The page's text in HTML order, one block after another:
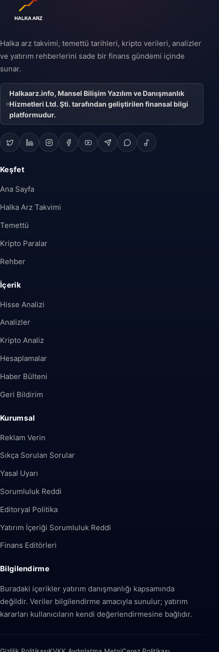
Halka arz takvimi, temettü tarihleri, kripto verileri, analizler
ve yatırım rehberlerini sade bir finans gündemi içinde
sunar.
Halkaarz.info, Mansel Bilişim Yazılım ve Danışmanlık
Hizmetleri Ltd. Şti. tarafından geliştirilen finansal bilgi
platformudur.
Keşfet
Ana Sayfa
Halka Arz Takvimi
Temettü
Kripto Paralar
Rehber
İçerik
Hisse Analizi
Analizler
Kripto Analiz
Hesaplamalar
Haber Bülteni
Geri Bildirim
Kurumsal
Reklam Verin
Sıkça Sorulan Sorular
Yasal Uyarı
Sorumluluk Reddi
Editoryal Politika
Yatırım İçeriği Sorumluluk Reddi
Finans Editörleri
Bilgilendirme
Buradaki içerikler yatırım danışmanlığı kapsamında
değildir. Veriler bilgilendirme amacıyla sunulur; yatırım
kararları kullanıcıların kendi değerlendirmesine bağlıdır.